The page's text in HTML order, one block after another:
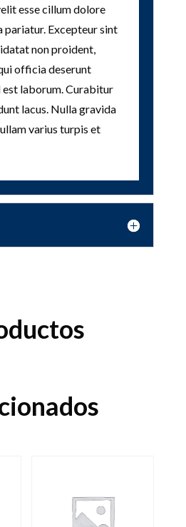
esse cillum dolore
pariatur. Excepteur sint
non proident,
officia deserunt
laborum. Curabitur
lacus. Nulla gravida
varius turpis et